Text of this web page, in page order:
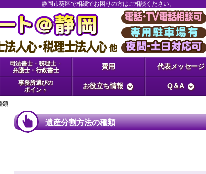
静岡市葵区で相続でお困りの方はご相談ください。
司法書士・税理士・
弁護士・行政書士
費用 代表メッセージ
事務所選びの
ポイント
お役立ち情報 Q＆A
類
遺産分割方法の種類